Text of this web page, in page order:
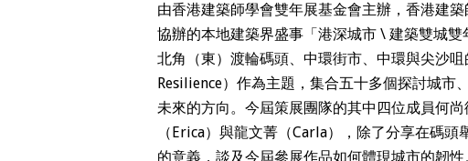
由香港建築師學會雙年展基金會主辦，香港建
協辦的本地建築界盛事「港深城市 \ 建築雙城
北角（東）渡輪碼頭、中環街市、中環與尖沙
Resilience）作為主題，集合五十多個探討城
未來的方向。今屆策展團隊的其中四位成員何
（Erica）與龍文菁（Carla），除了分享在碼
的意義，談及今屆參展作品如何體現城市的韌性